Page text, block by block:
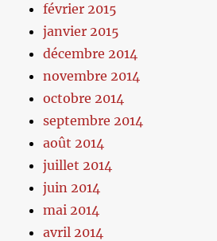
février 2015
janvier 2015
décembre 2014
novembre 2014
octobre 2014
septembre 2014
août 2014
juillet 2014
juin 2014
mai 2014
avril 2014